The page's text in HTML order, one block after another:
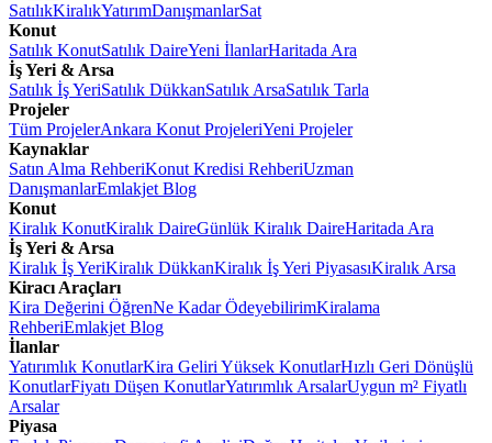
SatılıkKiralıkYatırımDanışmanlarSat
Konut
Satılık KonutSatılık DaireYeni İlanlarHaritada Ara
İş Yeri & Arsa
Satılık İş YeriSatılık DükkanSatılık ArsaSatılık Tarla
Projeler
Tüm ProjelerAnkara Konut ProjeleriYeni Projeler
Kaynaklar
Satın Alma RehberiKonut Kredisi RehberiUzman
DanışmanlarEmlakjet Blog
Konut
Kiralık KonutKiralık DaireGünlük Kiralık DaireHaritada Ara
İş Yeri & Arsa
Kiralık İş YeriKiralık DükkanKiralık İş Yeri PiyasasıKiralık Arsa
Kiracı Araçları
Kira Değerini ÖğrenNe Kadar ÖdeyebilirimKiralama
RehberiEmlakjet Blog
İlanlar
Yatırımlık KonutlarKira Geliri Yüksek KonutlarHızlı Geri Dönüşlü
KonutlarFiyatı Düşen KonutlarYatırımlık ArsalarUygun m² Fiyatlı
Arsalar
Piyasa